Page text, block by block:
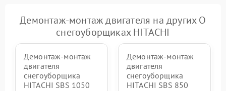
Неисправность системы
регулировки высоты
1000 ₽ Подробнее →
Демонтаж-монтаж двигателя на других О
снегоуборщиках HITACHI
Демонтаж-монтаж
двигателя
снегоуборщика
HITACHI SBS 1050
Демонтаж-монтаж
двигателя
снегоуборщика
HITACHI SBS 850